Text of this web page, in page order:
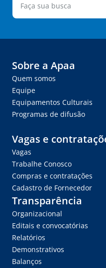
Sobre a Apaa
Quem somos
Equipe
Equipamentos Culturais
Programas de difusão
Vagas e
Vagas
Trabalhe Conosco
Compras e contratações
Cadastro de Fornecedor
Transparência
Organizacional
Editais e convocatórias
Relatórios
Demonstrativos
Balanços